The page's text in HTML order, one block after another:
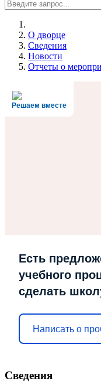
О дворце
Сведения
Новости
Отчеты о
Решаем вместе
Есть
учебного
сделать
Написать о
Сведения